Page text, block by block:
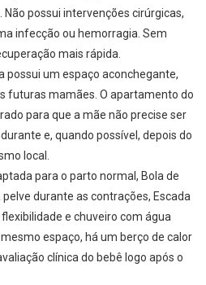
possui intervenções cirúrgicas,
infecção ou hemorragia. Sem
mais rápida.
possui um espaço aconchegante,
futuras mamães. O apartamento do
para que a mãe não precise ser
e, quando possível, depois do
local.
para o parto normal, Bola de
durante as contrações, Escada
e chuveiro com água
espaço, há um berço de calor
clínica do bebê logo após o